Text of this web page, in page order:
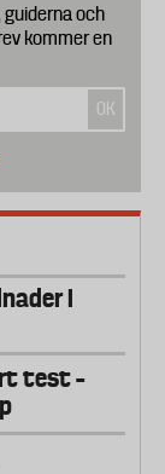
och
kommer en
i
test –